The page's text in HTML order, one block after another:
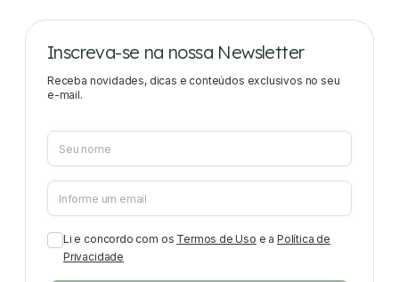
Inscreva-se na nossa Newsletter
Receba novidades, dicas e conteúdos exclusivos no seu
e-mail.
Li e concordo com os Termos de Uso e a Política de
Privacidade